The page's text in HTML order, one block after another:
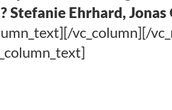
Ehrhard, Jonas
vc_column][/